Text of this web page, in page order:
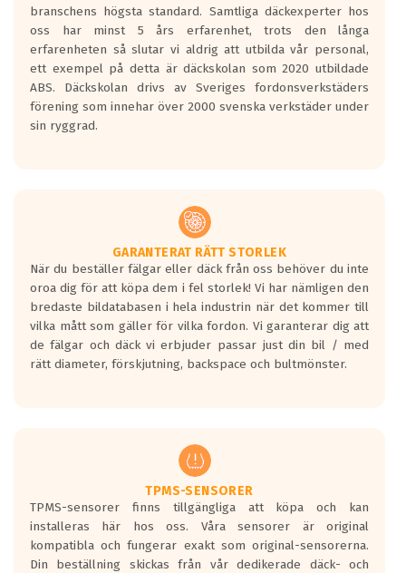
Inga D eller G betyg delas ut för
personbilar och lätta lastbilar.
Betyget sätts efter ett test där däcken
skall bromsa in på en väg där det ligger
0.5-1.5 mm vatten.
I 80km/h kommer skillnaden på
Vid körning i över 50km/h brukar
rullmotståndets ljud överträffa
motorljudet.
På däckmärkningen kommer det finnas
en symbol av ett däck med vågar. Hög
bullernivå markeras med svarta vågor
medans de vita vågorna påvisar om det är
ett tyst däck.
regelverket som introduceras år 2016.
Ett däck med två svarta vågor är redan
godkända för år 2016 nya regelverk.
Ett däck med en svart våg kommer vara
minst tre decibel tystare än det
regelverk som börjar gälla 2016.
branschens högsta standard. Samtliga däckexperter hos
oss har minst 5 års erfarenhet, trots den långa
erfarenheten så slutar vi aldrig att utbilda vår personal,
ett exempel på detta är däckskolan som 2020 utbildade
ABS. Däckskolan drivs av Sveriges fordonsverkstäders
förening som innehar över 2000 svenska verkstäder under
sin ryggrad.
GARANTERAT RÄTT STORLEK
När du beställer fälgar eller däck från oss behöver du inte
oroa dig för att köpa dem i fel storlek! Vi har nämligen den
bredaste bildatabasen i hela industrin när det kommer till
vilka mått som gäller för vilka fordon. Vi garanterar dig att
de fälgar och däck vi erbjuder passar just din bil / med
rätt diameter, förskjutning, backspace och bultmönster.
TPMS-SENSORER
TPMS-sensorer finns tillgängliga att köpa och kan
installeras här hos oss. Våra sensorer är original
kompatibla och fungerar exakt som original-sensorerna.
Din beställning skickas från vår dedikerade däck- och